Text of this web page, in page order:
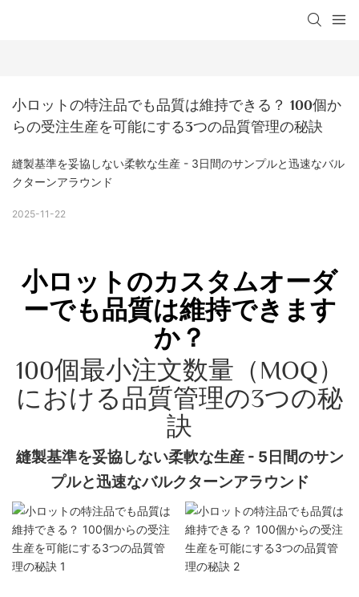
小ロットの特注品でも品質は維持できる？ 100個か
らの受注生産を可能にする3つの品質管理の秘訣
縫製基準を妥協しない柔軟な生産 - 3日間のサンプルと迅速なバル
クターンアラウンド
2025-11-22
小ロットのカスタムオーダ
ーでも品質は維持できます
か？
100個最小注文数量（MOQ）
における品質管理の3つの秘
訣
縫製基準を妥協しない柔軟な生産 - 5日間のサン
プルと迅速なバルクターンアラウンド